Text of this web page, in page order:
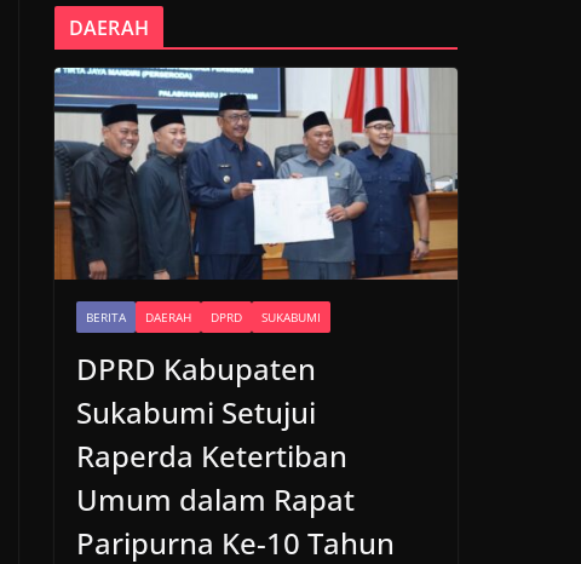
DAERAH
BERITA DAERAH DPRD SUKABUMI
DPRD Kabupaten
Sukabumi Setujui
Raperda Ketertiban
Umum dalam Rapat
Paripurna Ke-10 Tahun